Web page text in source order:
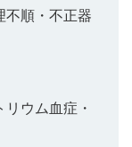
不順・不正器
ウム血症・